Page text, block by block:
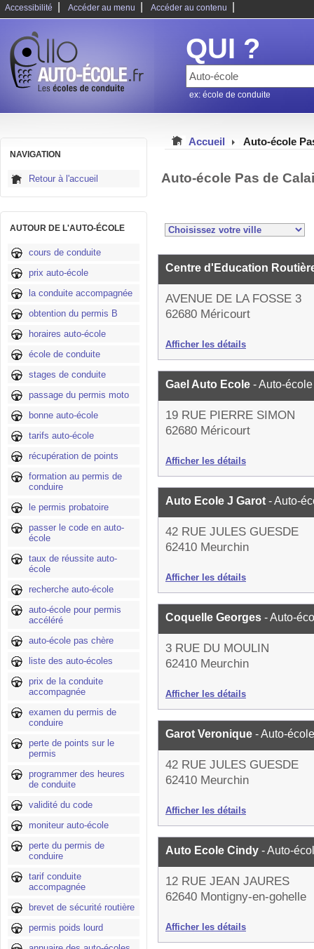
Accessibilité Accéder au menu Accéder au contenu
QUI ?
ex: école de conduite
NAVIGATION
Retour à l'accueil
AUTOUR DE L'AUTO-ÉCOLE
cours de conduite
prix auto-école
la conduite accompagnée
obtention du permis B
horaires auto-école
école de conduite
stages de conduite
passage du permis moto
bonne auto-école
tarifs auto-école
récupération de points
formation au permis de
conduire
le permis probatoire
passer le code en auto-
école
taux de réussite auto-
école
recherche auto-école
auto-école pour permis
accéléré
auto-école pas chère
liste des auto-écoles
prix de la conduite
accompagnée
examen du permis de
conduire
perte de points sur le
permis
programmer des heures
de conduite
validité du code
moniteur auto-école
perte du permis de
conduire
tarif conduite
accompagnée
brevet de sécurité routière
permis poids lourd
Accueil Auto-école
Auto-école Pas de
Centre d'Education
AVENUE DE LA FOSSE 3
62680 Méricourt
Afficher les détails
Gael Auto Ecole - Auto-école
19 RUE PIERRE SIMON
62680 Méricourt
Afficher les détails
Auto Ecole J Garot - Auto-
42 RUE JULES GUESDE
62410 Meurchin
Afficher les détails
Coquelle Georges - Auto-
3 RUE DU MOULIN
62410 Meurchin
Afficher les détails
Garot Veronique - Auto-école
42 RUE JULES GUESDE
62410 Meurchin
Afficher les détails
Auto Ecole Cindy - Auto-
12 RUE JEAN JAURES
62640 Montigny-en-gohelle
Afficher les détails